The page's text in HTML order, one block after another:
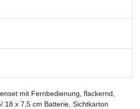
mit Fernbedienung, flackernd,
18 x 7,5 cm Batterie, Sichtkarton